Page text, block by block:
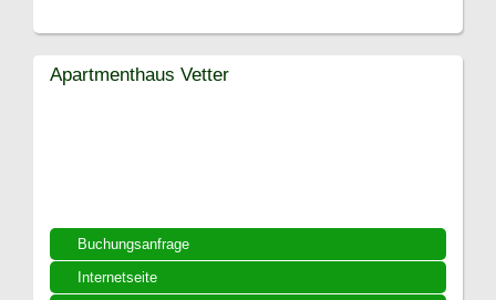
Buchungsanfrage
Internetseite
Apartmenthaus Vetter